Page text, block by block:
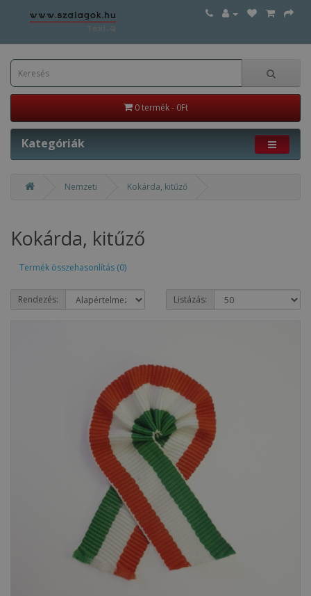
0 termék - 0Ft
Kategóriák
Nemzeti Kokárda, kitűző
Kokárda, kitűző
Termék összehasonlítás (0)
Rendezés: Listázás: